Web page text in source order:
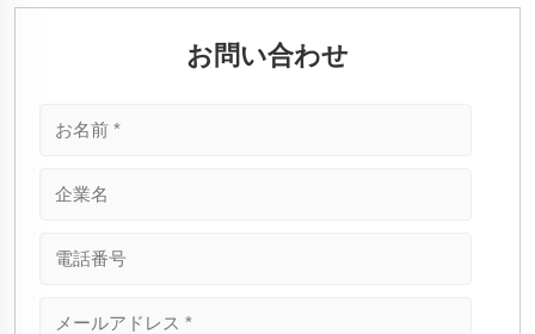
お問い合わせ